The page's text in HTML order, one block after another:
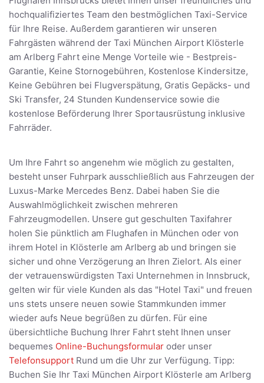
hochqualifiziertes Team den bestmöglichen Taxi-Service
für Ihre Reise. Außerdem garantieren wir unseren
Fahrgästen während der Taxi München Airport Klösterle
am Arlberg Fahrt eine Menge Vorteile wie - Bestpreis-
Garantie, Keine Stornogebühren, Kostenlose Kindersitze,
Keine Gebühren bei Flugverspätung, Gratis Gepäcks- und
Ski Transfer, 24 Stunden Kundenservice sowie die
kostenlose Beförderung Ihrer Sportausrüstung inklusive
Fahrräder.
Um Ihre Fahrt so angenehm wie möglich zu gestalten,
besteht unser Fuhrpark ausschließlich aus Fahrzeugen der
Luxus-Marke Mercedes Benz. Dabei haben Sie die
Auswahlmöglichkeit zwischen mehreren
Fahrzeugmodellen. Unsere gut geschulten Taxifahrer
holen Sie pünktlich am Flughafen in München oder von
ihrem Hotel in Klösterle am Arlberg ab und bringen sie
sicher und ohne Verzögerung an Ihren Zielort. Als einer
der vetrauenswürdigsten Taxi Unternehmen in Innsbruck,
gelten wir für viele Kunden als das "Hotel Taxi" und freuen
uns stets unsere neuen sowie Stammkunden immer
wieder aufs Neue begrüßen zu dürfen. Für eine
übersichtliche Buchung Ihrer Fahrt steht Ihnen unser
bequemes Online-Buchungsformular oder unser
Telefonsupport Rund um die Uhr zur Verfügung. Tipp:
Buchen Sie Ihr Taxi München Airport Klösterle am Arlberg